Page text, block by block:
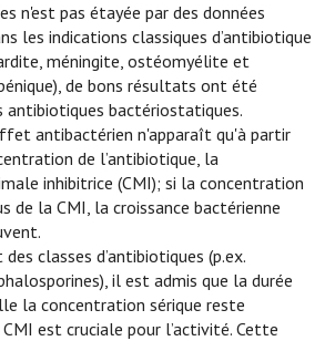
n'est pas étayée par des données
les indications classiques d’antibiotique
méningite, ostéomyélite et
de bons résultats ont été
antibiotiques bactériostatiques.
antibactérien n'apparaît qu'à partir
de l’antibiotique, la
inhibitrice (CMI); si la concentration
de la CMI, la croissance bactérienne
classes d’antibiotiques (p.ex.
il est admis que la durée
la concentration sérique reste
est cruciale pour l’activité. Cette